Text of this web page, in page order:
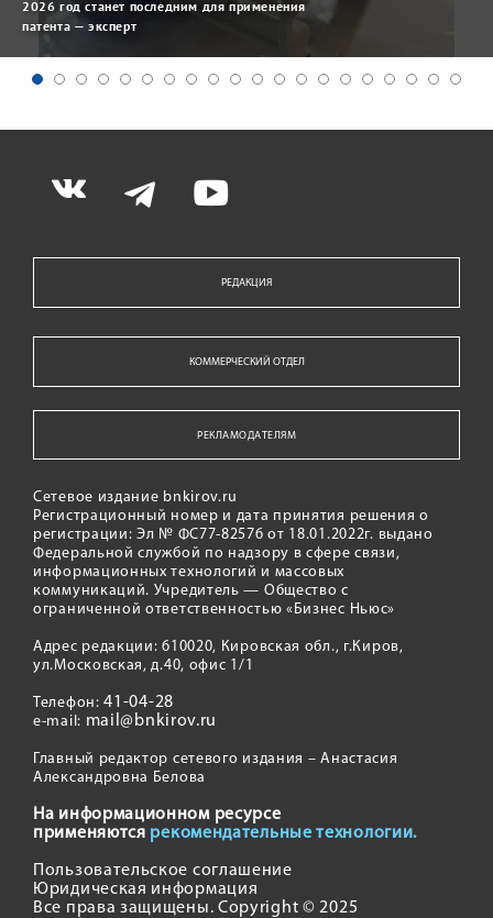
2026 год станет последним для применения
патента — эксперт
РЕДАКЦИЯ
КОММЕРЧЕСКИЙ ОТДЕЛ
РЕКЛАМОДАТЕЛЯМ
Сетевое издание bnkirov.ru
Регистрационный номер и дата принятия решения о
регистрации: Эл № ФС77-82576 от 18.01.2022г. выдано
Федеральной службой по надзору в сфере связи,
информационных технологий и массовых
коммуникаций. Учредитель — Общество с
ограниченной ответственностью «Бизнес Ньюс»
Адрес редакции: 610020, Кировская обл., г.Киров,
ул.Московская, д.40, офис 1/1
Телефон:41-04-28
e-mail: mail@bnkirov.ru
Главный редактор сетевого издания – Анастасия
Александровна Белова
На информационном ресурсе
применяются рекомендательные технологии.
Пользовательское соглашение
Юридическая информация
Все права защищены. Copyright © 2025